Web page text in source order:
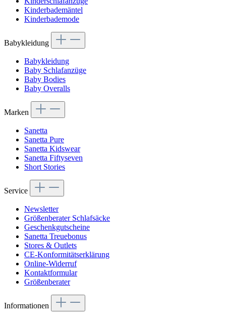
Kinderbademäntel
Kinderbademode
Babykleidung
Babykleidung
Baby Schlafanzüge
Baby Bodies
Baby Overalls
Marken
Sanetta
Sanetta Pure
Sanetta Kidswear
Sanetta Fiftyseven
Short Stories
Service
Newsletter
Größenberater Schlafsäcke
Geschenkgutscheine
Sanetta Treuebonus
Stores & Outlets
CE-Konformitätserklärung
Online-Widerruf
Kontaktformular
Größenberater
Informationen